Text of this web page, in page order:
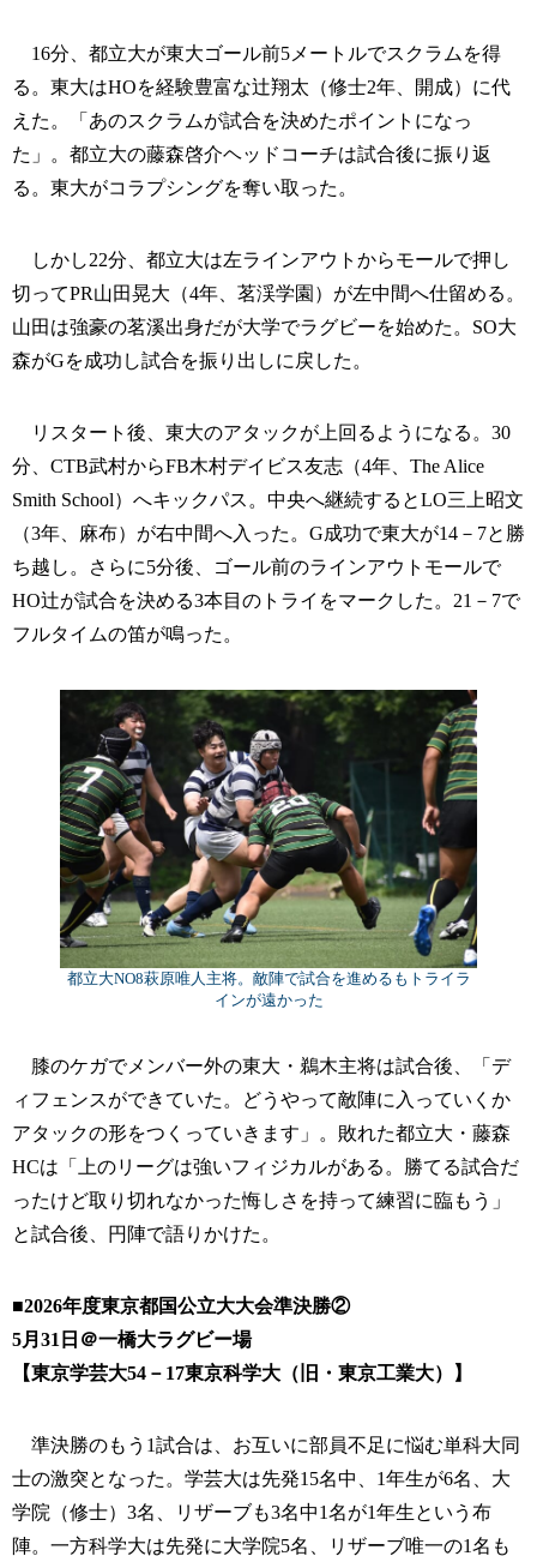
16分、都立大が東大ゴール前5メートルでスクラムを得
る。東大はHOを経験豊富な辻翔太（修士2年、開成）に代
えた。「あのスクラムが試合を決めたポイントになっ
た」。都立大の藤森啓介ヘッドコーチは試合後に振り返
る。東大がコラプシングを奪い取った。
しかし22分、都立大は左ラインアウトからモールで押し
切ってPR山田晃大（4年、茗渓学園）が左中間へ仕留める。
山田は強豪の茗溪出身だが大学でラグビーを始めた。SO大
森がGを成功し試合を振り出しに戻した。
リスタート後、東大のアタックが上回るようになる。30
分、CTB武村からFB木村デイビス友志（4年、The Alice
Smith School）へキックパス。中央へ継続するとLO三上昭文
（3年、麻布）が右中間へ入った。G成功で東大が14－7と勝
ち越し。さらに5分後、ゴール前のラインアウトモールで
HO辻が試合を決める3本目のトライをマークした。21－7で
フルタイムの笛が鳴った。
都立大NO8萩原唯人主将。敵陣で試合を進めるもトライラ
インが遠かった
膝のケガでメンバー外の東大・鵜木主将は試合後、「デ
ィフェンスができていた。どうやって敵陣に入っていくか
アタックの形をつくっていきます」。敗れた都立大・藤森
HCは「上のリーグは強いフィジカルがある。勝てる試合だ
ったけど取り切れなかった悔しさを持って練習に臨もう」
と試合後、円陣で語りかけた。
■2026年度東京都国公立大大会準決勝②
5月31日＠一橋大ラグビー場
【東京学芸大54－17東京科学大（旧・東京工業大）】
準決勝のもう1試合は、お互いに部員不足に悩む単科大同
士の激突となった。学芸大は先発15名中、1年生が6名、大
学院（修士）3名、リザーブも3名中1名が1年生という布
陣。一方科学大は先発に大学院5名、リザーブ唯一の1名も